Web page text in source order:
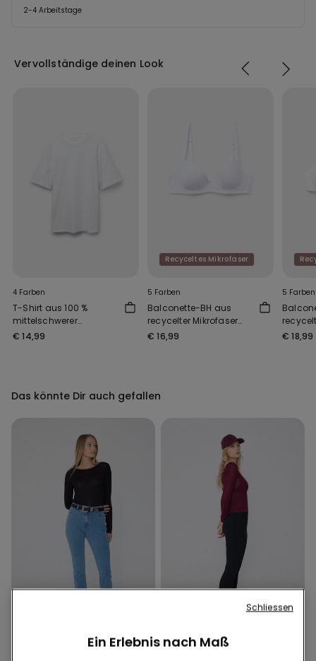
2-4 Arbeitstage
Vervollständige deinen Look
4 Farben
T-Shirt aus 100 %
mittelschwerer
Baumwolle Oversize
€ 14,99
Recyceltes Mikrofaser
5 Farben
Balconette-BH aus
recycelter Mikrofaser
Wien
€ 16,99
5 Farben
Full
€ 18,99
Das könnte Dir auch gefallen
Ein Erlebnis nach Maß
Schliessen